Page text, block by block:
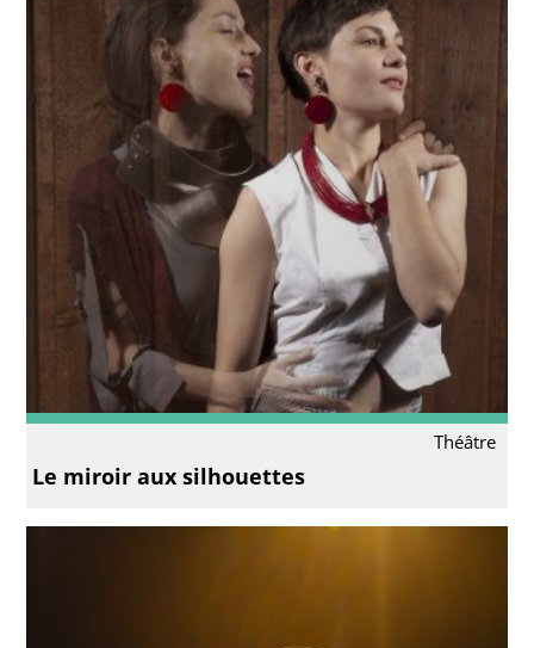
Théâtre
Le miroir aux silhouettes